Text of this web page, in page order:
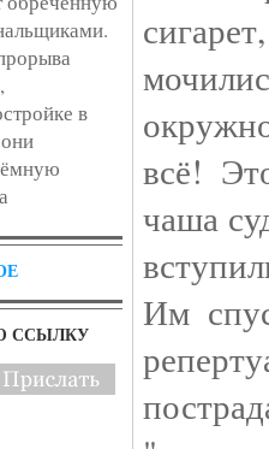
в
ССЫЛКУ
всё!
чаша
Им